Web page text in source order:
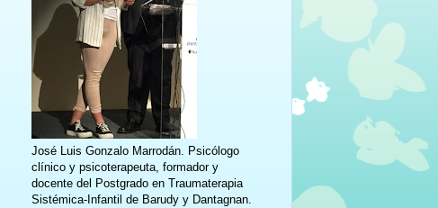
José Luis Gonzalo Marrodán. Psicólogo
clínico y psicoterapeuta, formador y
docente del Postgrado en Traumaterapia
Sistémica-Infantil de Barudy y Dantagnan.